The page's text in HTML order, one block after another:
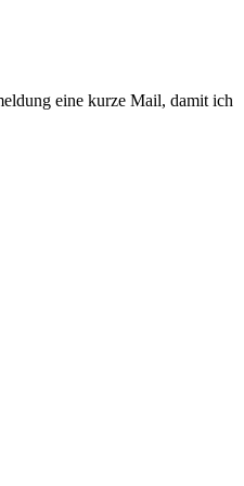
eine kurze Mail, damit ich